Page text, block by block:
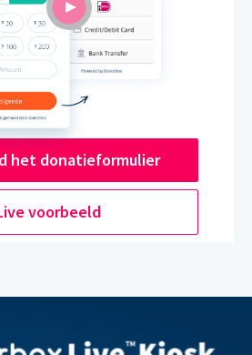
het donatieformulier
voorbeeld